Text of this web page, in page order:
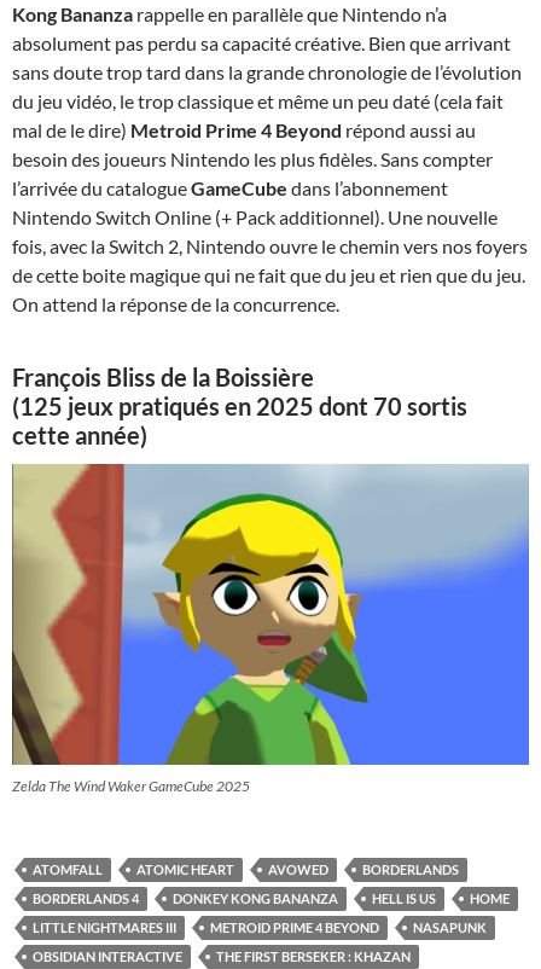
Kong Bananza rappelle en parallèle que Nintendo n’a
absolument pas perdu sa capacité créative. Bien que arrivant
sans doute trop tard dans la grande chronologie de l’évolution
du jeu vidéo, le trop classique et même un peu daté (cela fait
mal de le dire) Metroid Prime 4 Beyond répond aussi au
besoin des joueurs Nintendo les plus fidèles. Sans compter
l’arrivée du catalogueGameCube dans l’abonnement
Nintendo Switch Online (+ Pack additionnel). Une nouvelle
fois, avec la Switch 2, Nintendo ouvre le chemin vers nos foyers
de cette boite magique qui ne fait que du jeu et rien que du jeu.
On attend la réponse de la concurrence.
François Bliss de la Boissière
(125 jeux pratiqués en 2025 dont 70 sortis
cette année)
Zelda The Wind Waker GameCube 2025
ATOMFALL ATOMIC HEART AVOWED
BORDERLANDS
BORDERLANDS 4
DONKEY KONG BANANZA HELL IS US
HOME
LITTLE NIGHTMARES III
METROID PRIME 4 BEYOND
NASAPUNK
OBSIDIAN INTERACTIVE
THE FIRST BERSEKER : KHAZAN